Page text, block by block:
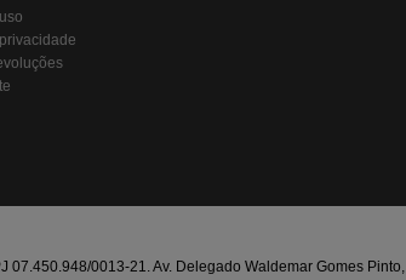
0013-21. Av. Delegado Waldemar Gomes